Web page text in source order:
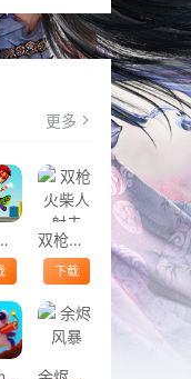
更多
跑游戏 双枪火柴人射击
下载